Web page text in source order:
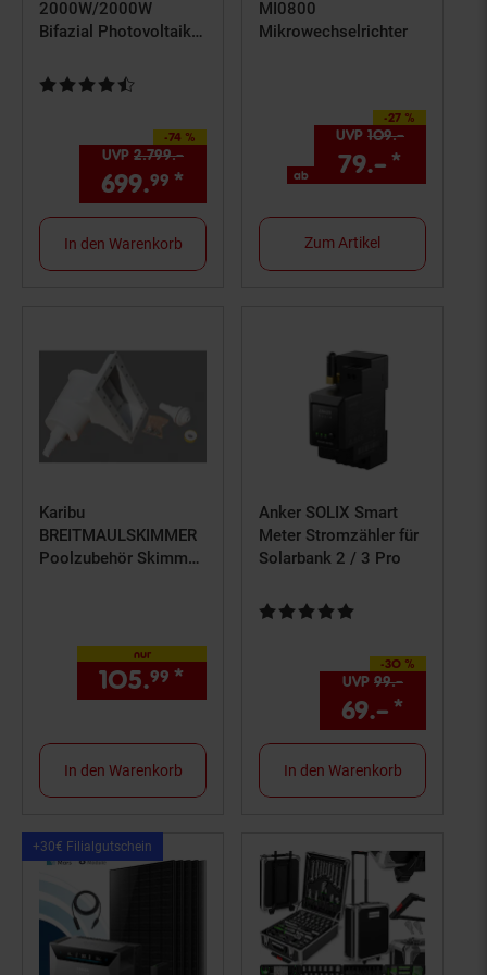
2000W/2000W
Bifazial Photovoltaik
Smarte Mini-PV
Kundenbewertung: 4,51 von 5 Sternen
-74 %
Sie Sparen 74 Prozent,
UVP 2.799.–
699.99 * Aktueller Preis: 699,99
In den Warenkorb
MI0800
Mikrowechselrichter
-27 %
Sie Sparen 27 Prozent,
UVP 109.–
ab 79.–*
Zum Artikel
Karibu
BREITMAULSKIMMER
Poolzubehör Skimmer
nur
105.99 * € Sternchen
In den Warenkorb
Anker SOLIX Smart
Meter Stromzähler für
Solarbank 2 / 3 Pro
Kundenbewertung: 5 von 5
-30 %
Sie Sparen 30 Prozent,
UVP 99.–
69.–*
In den Warenkorb
+30€ Filialgutschein
Artikel+30€